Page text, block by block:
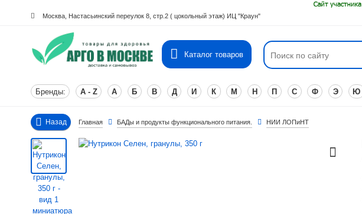
Москва, Настасьинский переулок 8, стр.2 ( цокольный этаж) ИЦ "Краун"
Каталог товаров
Бренды: A - Z А Б В Д И К М Н П С Ф Э Ю
Назад Главная БАДы и продукты функционального питания. НИИ ЛОПиНТ